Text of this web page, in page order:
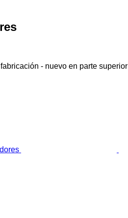
- nuevo en parte superior